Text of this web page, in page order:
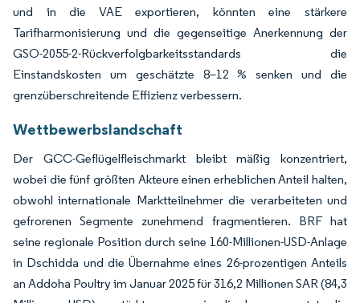
und in die VAE exportieren, könnten eine stärkere
Tarifharmonisierung und die gegenseitige Anerkennung der
GSO-2055-2-Rückverfolgbarkeitsstandards die
Einstandskosten um geschätzte 8–12 % senken und die
grenzüberschreitende Effizienz verbessern.
Wettbewerbslandschaft
Der GCC-Geflügelfleischmarkt bleibt mäßig konzentriert,
wobei die fünf größten Akteure einen erheblichen Anteil halten,
obwohl internationale Marktteilnehmer die verarbeiteten und
gefrorenen Segmente zunehmend fragmentieren. BRF hat
seine regionale Position durch seine 160-Millionen-USD-Anlage
in Dschidda und die Übernahme eines 26-prozentigen Anteils
an Addoha Poultry im Januar 2025 für 316,2 Millionen SAR (84,3